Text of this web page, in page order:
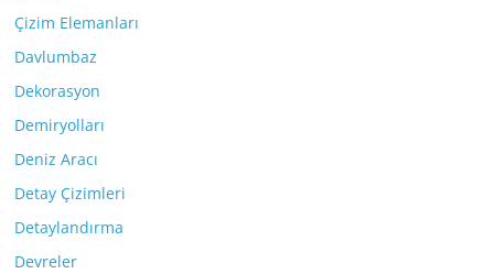
Çizim Elemanları
Davlumbaz
Dekorasyon
Demiryolları
Deniz Aracı
Detay Çizimleri
Detaylandırma
Devreler